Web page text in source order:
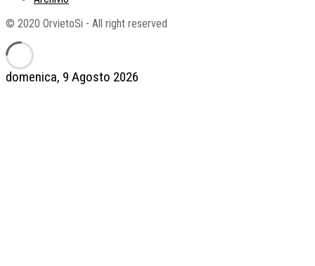
domenica, 9 Agosto 2026
© 2020 OrvietoSi - All right reserved